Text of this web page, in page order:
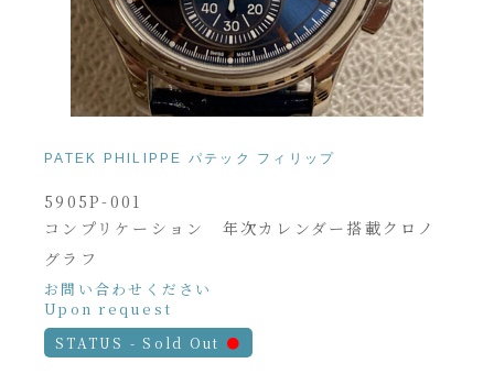
PATEK PHILIPPE パテック フィリップ
5905P-001
コンプリケーション 年次カレンダー搭載クロノ
グラフ
お問い合わせください
Upon request
STATUS - Sold Out ●